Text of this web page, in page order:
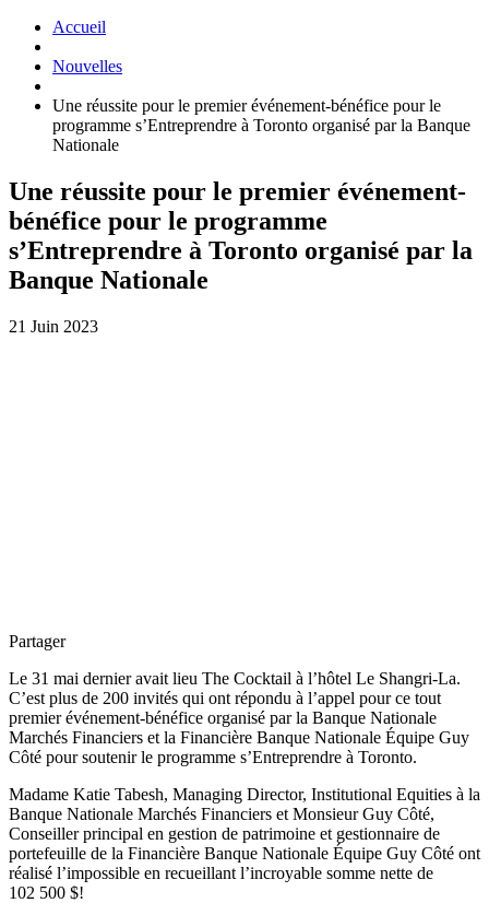
Accueil
Nouvelles
Une réussite pour le premier événement-bénéfice pour le
programme s’Entreprendre à Toronto organisé par la Banque
Nationale
Une réussite pour le premier événement-
bénéfice pour le programme
s’Entreprendre à Toronto organisé par la
Banque Nationale
21 Juin 2023
Partager
Le 31 mai dernier avait lieu The Cocktail à l’hôtel Le Shangri-La.
C’est plus de 200 invités qui ont répondu à l’appel pour ce tout
premier événement-bénéfice organisé par la Banque Nationale
Marchés Financiers et la Financière Banque Nationale Équipe Guy
Côté pour soutenir le programme s’Entreprendre à Toronto.
Madame Katie Tabesh, Managing Director, Institutional Equities à la
Banque Nationale Marchés Financiers et Monsieur Guy Côté,
Conseiller principal en gestion de patrimoine et gestionnaire de
portefeuille de la Financière Banque Nationale Équipe Guy Côté ont
réalisé l’impossible en recueillant l’incroyable somme nette de
102 500 $!